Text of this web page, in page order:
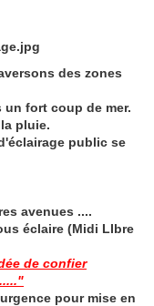
des zones
un fort coup de mer.
pluie.
public se
avenues ....
éclaire (Midi LIbre
de confier
pour mise en